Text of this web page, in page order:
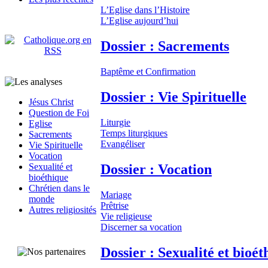
Jésus Christ
Question de Foi
Eglise
Sacrements
Vie Spirituelle
Vocation
Sexualité et
bioéthique
Chrétien dans le
monde
Autres religiosités
L’Eglise dans l’Histoire
L’Eglise aujourd’hui
Dossier : Sacrements
Baptême et Confirmation
Dossier : Vie Spirituelle
Liturgie
Temps liturgiques
Evangéliser
Dossier : Vocation
Mariage
Prêtrise
Vie religieuse
Discerner sa vocation
Dossier : Sexualité et